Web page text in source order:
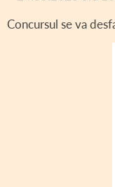
Concursul se va